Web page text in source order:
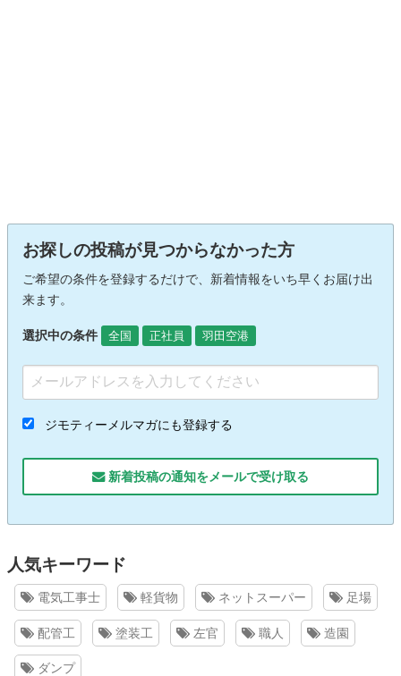
お探しの投稿が見つからなかった方
ご希望の条件を登録するだけで、新着情報をいち早くお届け出
来ます。
選択中の条件 全国 正社員 羽田空港
ジモティーメルマガにも登録する
新着投稿の通知をメールで受け取る
人気キーワード
電気工事士 軽貨物 ネットスーパー 足場
配管工 塗装工 左官 職人 造園
ダンプ